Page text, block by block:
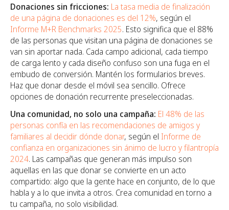
Donaciones sin fricciones: La tasa media de finalización
de una página de donaciones es del 12%, según el
Informe M+R Benchmarks 2025. Esto significa que el 88%
de las personas que visitan una página de donaciones se
van sin aportar nada. Cada campo adicional, cada tiempo
de carga lento y cada diseño confuso son una fuga en el
embudo de conversión. Mantén los formularios breves.
Haz que donar desde el móvil sea sencillo. Ofrece
opciones de donación recurrente preseleccionadas.
Una comunidad, no solo una campaña: El 48% de las
personas confía en las recomendaciones de amigos y
familiares al decidir dónde donar, según el Informe de
confianza en organizaciones sin ánimo de lucro y filantropía
2024. Las campañas que generan más impulso son
aquellas en las que donar se convierte en un acto
compartido: algo que la gente hace en conjunto, de lo que
habla y a lo que invita a otros. Crea comunidad en torno a
tu campaña, no solo visibilidad.